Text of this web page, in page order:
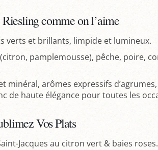
comme on l’aime
verts et brillants, limpide et lumineux.
pamplemousse), pêche, poire,
minéral, arômes expressifs
de haute élégance pour toutes les
Vos Plats
Jacques au citron vert & baies roses.